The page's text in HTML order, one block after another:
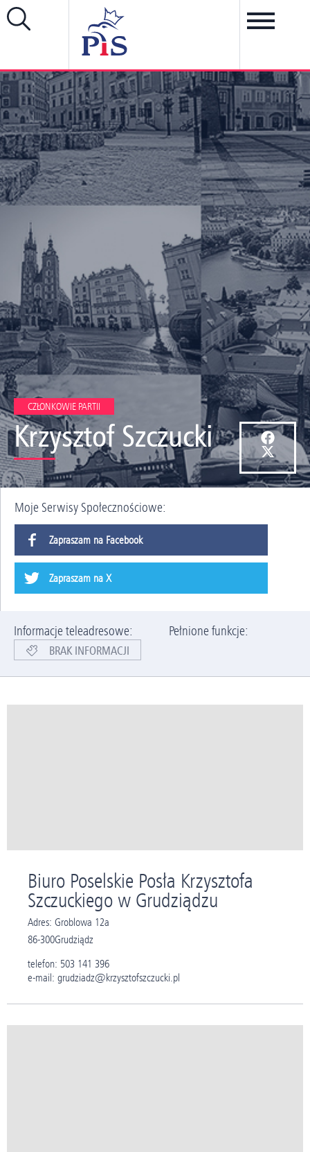
CZŁONKOWIE PARTII
Krzysztof Szczucki
Informacje teleadresowe:
BRAK INFORMACJI
Pełnione funkcje:
Biuro Poselskie Posła Krzysztofa
Szczuckiego w Grudziądzu
Adres: Groblowa 12a
86-300Grudziądz
telefon: 503 141 396
e-mail: grudziadz@krzysztofszczucki.pl
Moje Serwisy Społecznościowe:
Zapraszam na Facebook
Zapraszam na X